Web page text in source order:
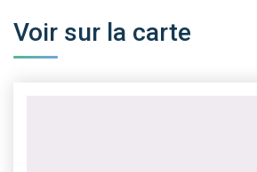
Voir sur la carte